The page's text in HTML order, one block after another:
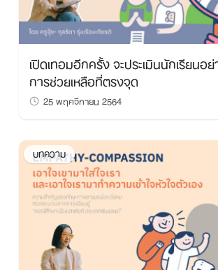
เปิดเทอมอีกครั้ง จะประเมินนักเรียนอย่
การช่วยเหลือที่ตรงจุด
25 พฤศจิกายน 2564
บทความ